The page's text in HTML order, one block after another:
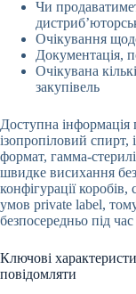
Чи
Очікування
Документація,
Очікувана
закупівель
Доступна
ізопропіловий спирт,
формат, гамма-
швидке висихання
конфігурації
умов private label,
безпосередньо під час
Ключові
повідомляти